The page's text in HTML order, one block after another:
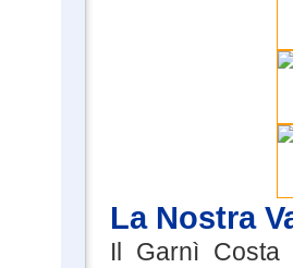
La Nostra
Il Garnì Costa